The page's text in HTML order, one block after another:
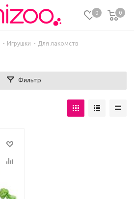
0 0
- Игрушки - Для лакомств
Фильтр